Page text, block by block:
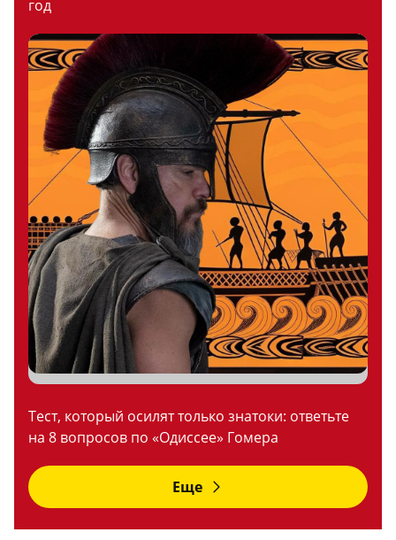
год
Тест, который осилят только знатоки: ответьте
на 8 вопросов по «Одиссее» Гомера
Еще